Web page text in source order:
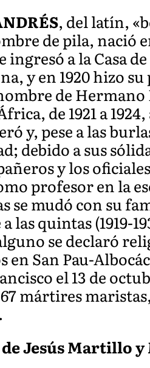
, del latín,
de pila, nació
ingresó a la Casa
y en 1920 hizo
de
de 1921 a
y, pese a las
debido a sus
y los
profesor en la
se mudó con su
las quintas (1919-
se declaró
en San Pau-
el 13 de
mártires
Jesús Martillo